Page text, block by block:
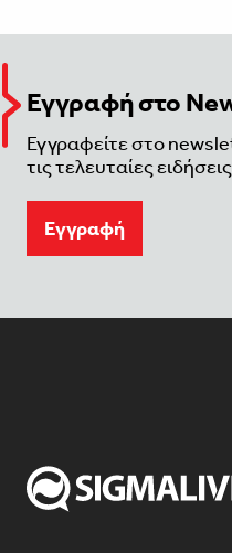
Εγγραφή στο
Εγγραφείτε στο
τις τελευταίες
Eγγραφή